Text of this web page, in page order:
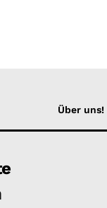
Über uns!